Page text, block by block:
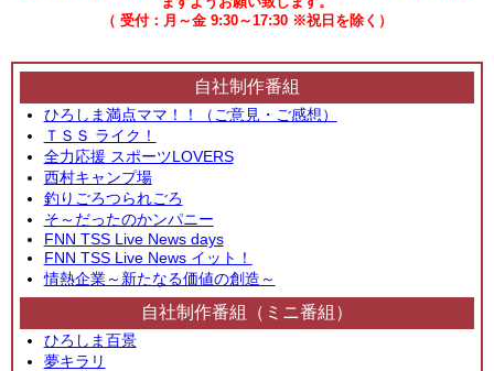
（ 受付：月～金 9:30～17:30 ※祝日を除く）
自社制作番組
ひろしま満点ママ！！（ご意見・ご感想）
ＴＳＳ ライク！
全力応援 スポーツLOVERS
西村キャンプ場
釣りごろつられごろ
そ～だったのかンパニー
FNN TSS Live News days
FNN TSS Live News イット！
情熱企業～新たなる価値の創造～
自社制作番組（ミニ番組）
ひろしま百景
夢キラリ